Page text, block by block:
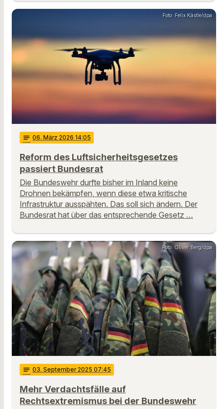
Foto: Felix Kästle/dpa
notes 06. März 2026 14:05
Reform des Luftsicherheitsgesetzes
passiert Bundesrat
Die Bundeswehr durfte bisher im Inland keine
Drohnen bekämpfen, wenn diese etwa kritische
Infrastruktur ausspähten. Das soll sich ändern. Der
Bundesrat hat über das entsprechende Gesetz …
Foto: Oliver Berg/dpa
notes 03. September 2025 07:45
Mehr Verdachtsfälle auf
Rechtsextremismus bei der Bundeswehr